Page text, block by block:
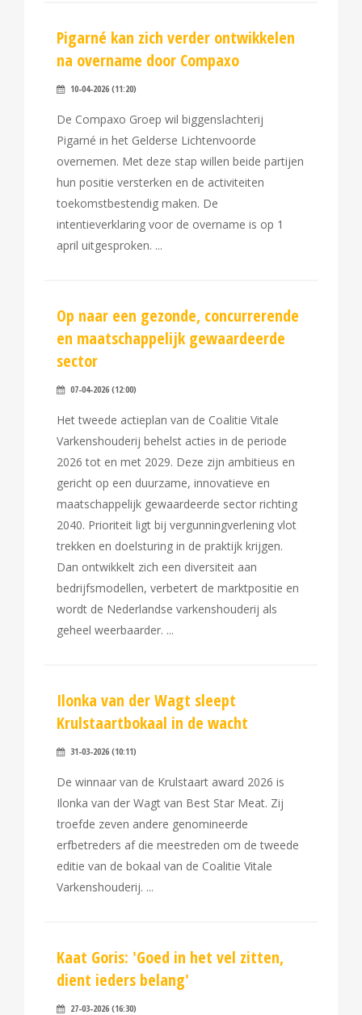
Pigarné kan zich verder ontwikkelen
na overname door Compaxo
10-04-2026 (11:20)
De Compaxo Groep wil biggenslachterij
Pigarné in het Gelderse Lichtenvoorde
overnemen. Met deze stap willen beide partijen
hun positie versterken en de activiteiten
toekomstbestendig maken. De
intentieverklaring voor de overname is op 1
april uitgesproken.
Op naar een gezonde, concurrerende
en maatschappelijk gewaardeerde
sector
07-04-2026 (12:00)
Het tweede actieplan van de Coalitie Vitale
Varkenshouderij behelst acties in de periode
2026 tot en met 2029. Deze zijn ambitieus en
gericht op een duurzame, innovatieve en
maatschappelijk gewaardeerde sector richting
2040. Prioriteit ligt bij vergunningverlening vlot
trekken en doelsturing in de praktijk krijgen.
Dan ontwikkelt zich een diversiteit aan
bedrijfsmodellen, verbetert de marktpositie en
wordt de Nederlandse varkenshouderij als
geheel weerbaarder.
Ilonka van der Wagt sleept
Krulstaartbokaal in de wacht
31-03-2026 (10:11)
De winnaar van de Krulstaart award 2026 is
Ilonka van der Wagt van Best Star Meat. Zij
troefde zeven andere genomineerde
erfbetreders af die meestreden om de tweede
editie van de bokaal van de Coalitie Vitale
Varkenshouderij.
Kaat Goris: 'Goed in het vel zitten,
dient ieders belang'
27-03-2026 (16:30)